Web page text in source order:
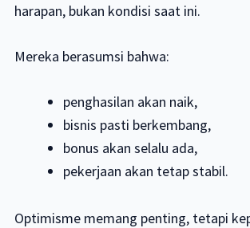
harapan, bukan kondisi saat ini.
Mereka berasumsi bahwa:
penghasilan akan naik,
bisnis pasti berkembang,
bonus akan selalu ada,
pekerjaan akan tetap stabil.
Optimisme memang penting, tetapi